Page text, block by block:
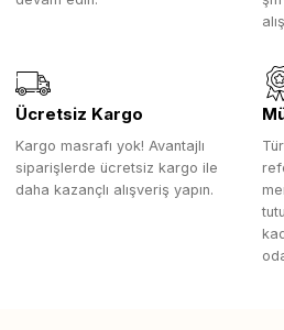
Ücretsiz Kargo
Kargo masrafı yok! Avantajlı
siparişlerde ücretsiz kargo ile
daha kazançlı alışveriş yapın.